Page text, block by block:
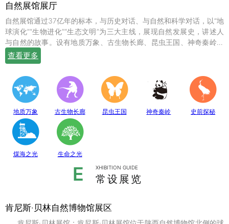
自然展馆展厅
自然展馆通过37亿年的标本，与历史对话、与自然和科学对话，以“地
球演化”“生物进化”“生态文明”为三大主线，展现自然发展史，讲述人
与自然的故事。设有地质万象、古生物长廊、昆虫王国、神奇秦岭、
史前探秘、煤海之光和生命之光七个常设展厅，陈列有岩石鼻祖紫苏
斜长麻粒岩等矿物标本；有鱼龙、翼龙、马门溪龙、似银杏、新芦木
等珍贵的化石；有秦岭大熊猫、金丝猴、羚牛、朱鹮、珙桐、独叶草
等珍稀动植物标本，呈现出一幅绚丽多姿的地球生命物种演化图。
查看更多
地质万象 古生物长廊 昆虫王国 神奇秦岭 史前探秘
煤海之光 生命之光
E XHIBITION GUIDE
常设展览
肯尼斯·贝林自然博物馆展区